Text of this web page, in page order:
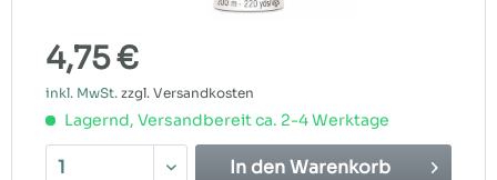
4,75 €
inkl. MwSt. zzgl. Versandkosten
Lagernd, Versandbereit ca. 2-4 Werktage
In denWarenkorb